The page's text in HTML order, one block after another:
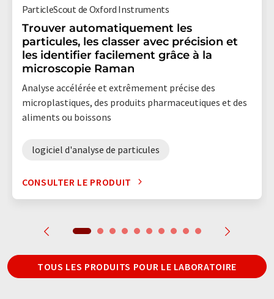
ParticleScout de Oxford Instruments
Trouver automatiquement les
particules, les classer avec précision et
les identifier facilement grâce à la
microscopie Raman
Analyse accélérée et extrêmement précise des
microplastiques, des produits pharmaceutiques et des
aliments ou boissons
logiciel d'analyse de particules
CONSULTER LE PRODUIT
TOUS LES PRODUITS POUR LE LABORATOIRE